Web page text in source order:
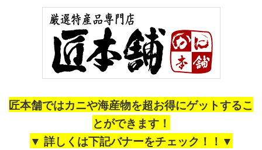
匠本舗ではカニや海産物を超お得にゲットするこ
とができます！
▼ 詳しくは下記バナーをチェック！！▼